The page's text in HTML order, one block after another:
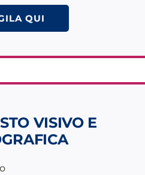
QUI
VISIVO E